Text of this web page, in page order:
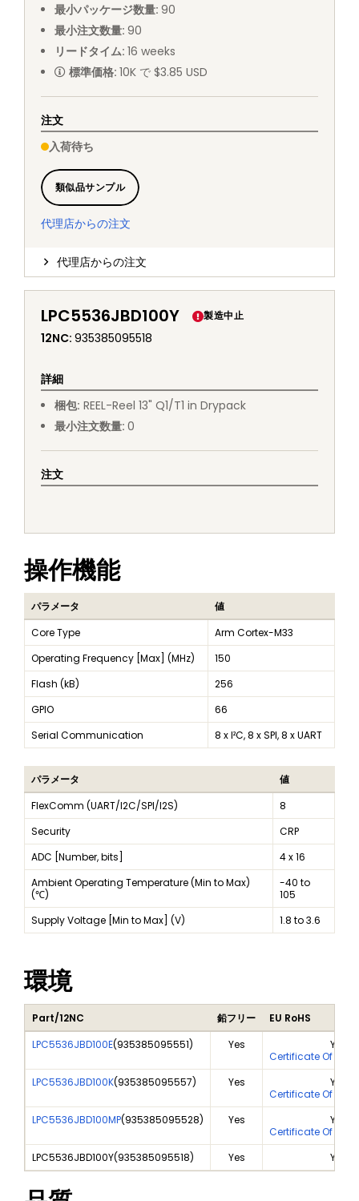
最小パッケージ数量: 90
最小注文数量: 90
リードタイム: 16 weeks
標準価格: 10K で $3.85 USD
注文
入荷待ち
類似品サンプル
代理店からの注文
代理店からの注文
LPC5536JBD100Y 製造中止
12NC: 935385095518
詳細
梱包: REEL-Reel 13" Q1/T1 in Drypack
最小注文数量: 0
注文
操作機能
パラメータ
値
Core Type
Arm Cortex-M33
Operating Frequency [Max] (MHz)
150
Flash (kB)
256
GPIO
66
Serial Communication
8 x I²C, 8 x SPI, 8 x UART
パラメータ
値
FlexComm (UART/I2C/SPI/I2S)
8
Security
CRP
ADC [Number, bits]
4 x 16
Ambient Operating Temperature (Min to Max)
(℃)
-40 to
105
Supply Voltage [Min to Max] (V)
1.8 to 3.6
環境
Part/12NC 鉛フリー
EU RoHS
LPC5536JBD100E(935385095551) Yes
Yes
Certificate Of
LPC5536JBD100K(935385095557) Yes
Yes
Certificate Of
LPC5536JBD100MP(935385095528) Yes
Yes
Certificate Of
LPC5536JBD100Y(935385095518) Yes Yes